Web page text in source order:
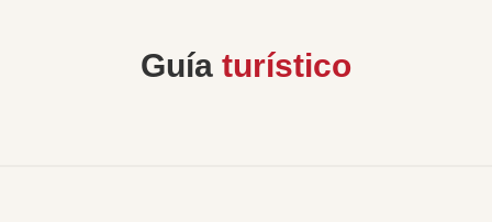
Guía turístico